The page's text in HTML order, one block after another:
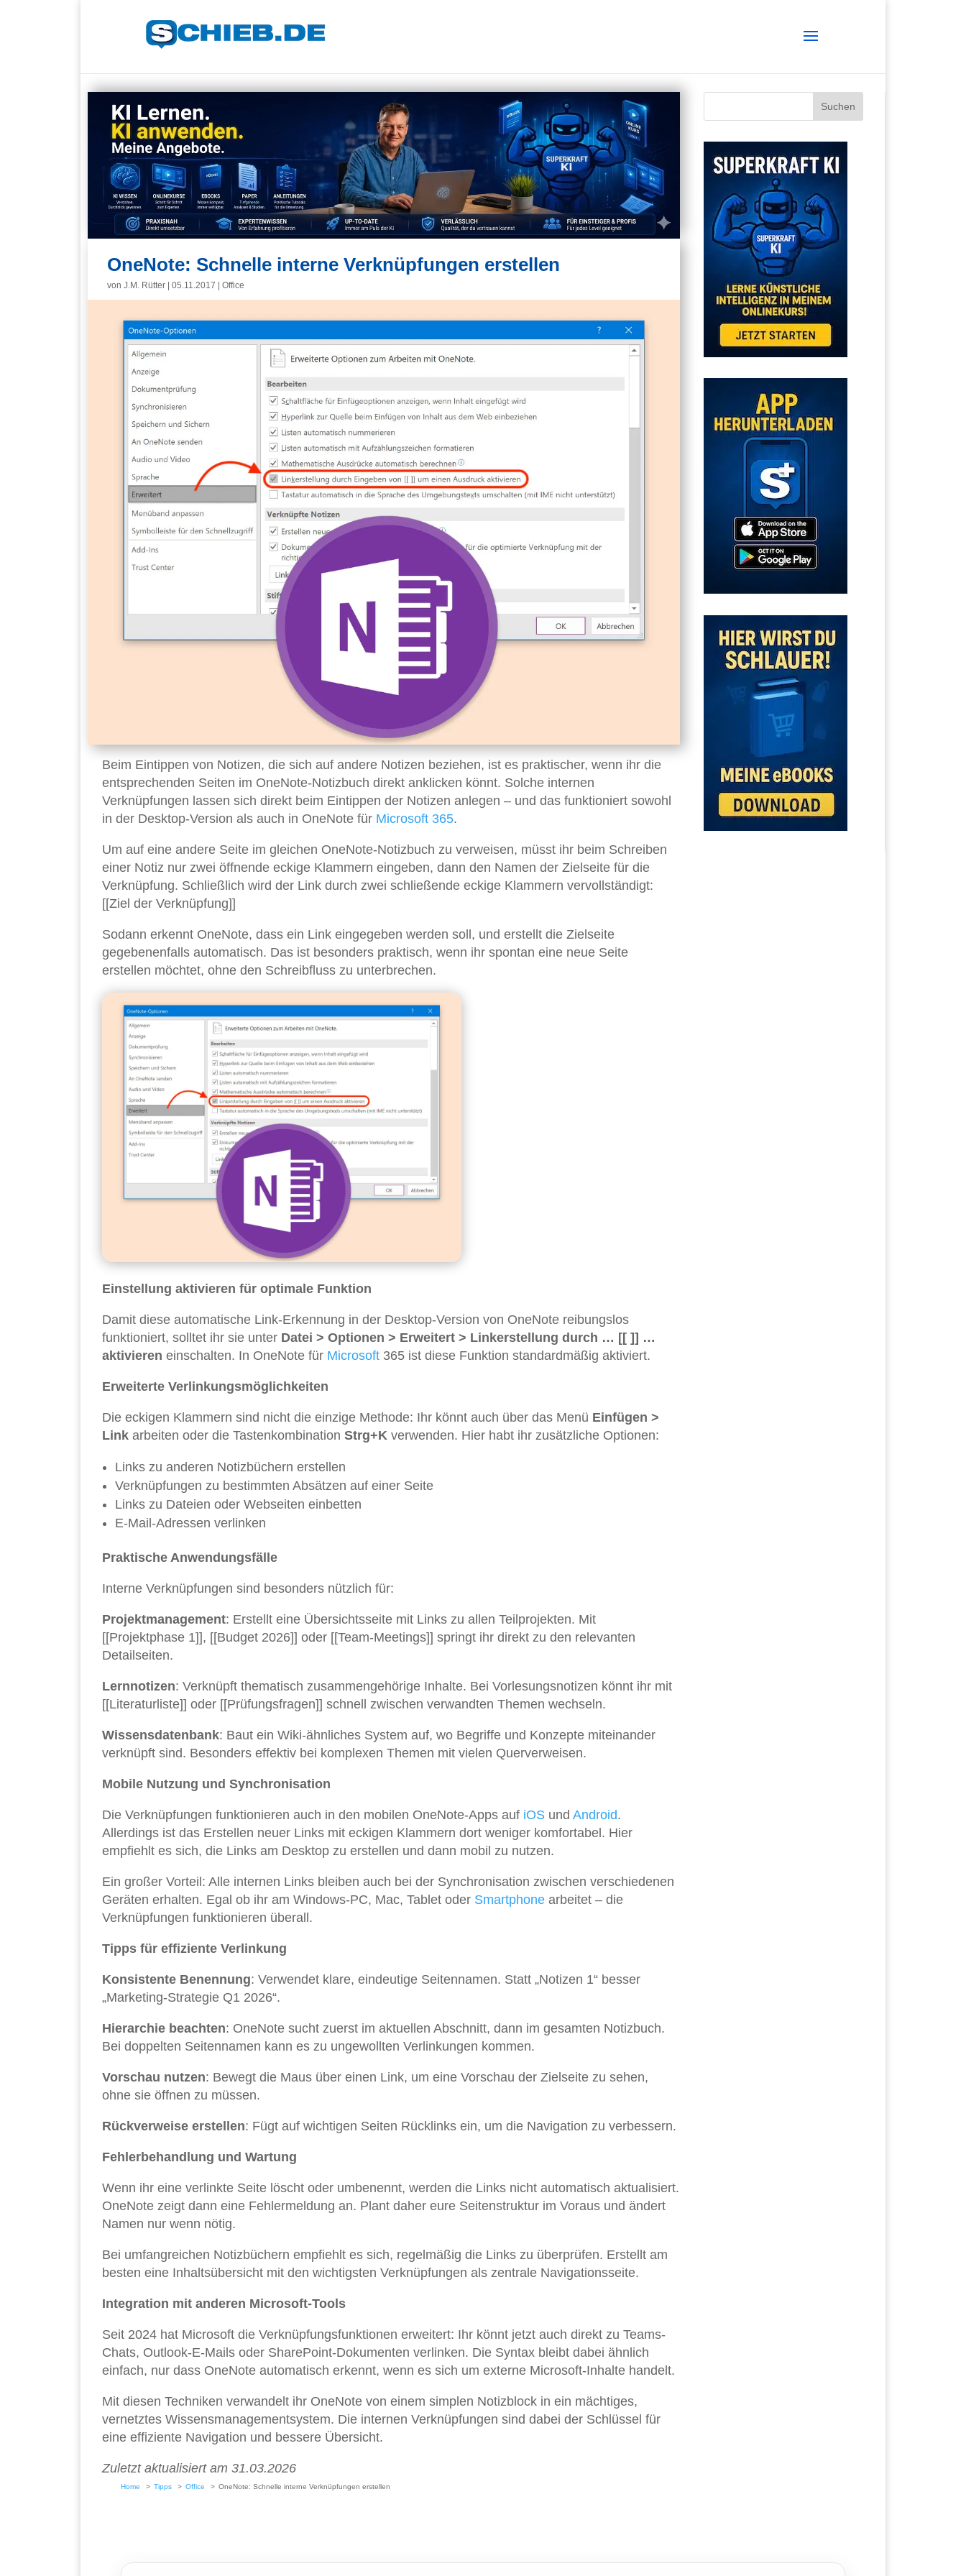
OneNote: Schnelle interne Verknüpfungen erstellen
von J.M. Rütter 05.11.2017 Office
Beim Eintippen von Notizen, die sich auf andere Notizen beziehen, ist es praktischer, wenn ihr die
entsprechenden Seiten im OneNote-Notizbuch direkt anklicken könnt. Solche internen
Verknüpfungen lassen sich direkt beim Eintippen der Notizen anlegen – und das funktioniert sowohl
in der Desktop-Version als auch in OneNote für Microsoft 365.
Um auf eine andere Seite im gleichen OneNote-Notizbuch zu verweisen, müsst ihr beim Schreiben
einer Notiz nur zwei öffnende eckige Klammern eingeben, dann den Namen der Zielseite für die
Verknüpfung. Schließlich wird der Link durch zwei schließende eckige Klammern vervollständigt:
[[Ziel der Verknüpfung]]
Sodann erkennt OneNote, dass ein Link eingegeben werden soll, und erstellt die Zielseite
gegebenenfalls automatisch. Das ist besonders praktisch, wenn ihr spontan eine neue Seite
erstellen möchtet, ohne den Schreibfluss zu unterbrechen.
Einstellung aktivieren für optimale Funktion
Damit diese automatische Link-Erkennung in der Desktop-Version von OneNote reibungslos
funktioniert, solltet ihr sie unter Datei > Optionen > Erweitert > Linkerstellung durch … [[ ]] …
aktivieren einschalten. In OneNote für Microsoft 365 ist diese Funktion standardmäßig aktiviert.
Erweiterte Verlinkungsmöglichkeiten
Die eckigen Klammern sind nicht die einzige Methode: Ihr könnt auch über das Menü Einfügen >
Link arbeiten oder die Tastenkombination Strg+K verwenden. Hier habt ihr zusätzliche Optionen:
Links zu anderen Notizbüchern erstellen
Verknüpfungen zu bestimmten Absätzen auf einer Seite
Links zu Dateien oder Webseiten einbetten
E-Mail-Adressen verlinken
Praktische Anwendungsfälle
Interne Verknüpfungen sind besonders nützlich für:
Projektmanagement: Erstellt eine Übersichtsseite mit Links zu allen Teilprojekten. Mit
[[Projektphase 1]], [[Budget 2026]] oder [[Team-Meetings]] springt ihr direkt zu den relevanten
Detailseiten.
Lernnotizen: Verknüpft thematisch zusammengehörige Inhalte. Bei Vorlesungsnotizen könnt ihr mit
[[Literaturliste]] oder [[Prüfungsfragen]] schnell zwischen verwandten Themen wechseln.
Wissensdatenbank: Baut ein Wiki-ähnliches System auf, wo Begriffe und Konzepte miteinander
verknüpft sind. Besonders effektiv bei komplexen Themen mit vielen Querverweisen.
Mobile Nutzung und Synchronisation
Die Verknüpfungen funktionieren auch in den mobilen OneNote-Apps auf iOS und Android.
Allerdings ist das Erstellen neuer Links mit eckigen Klammern dort weniger komfortabel. Hier
empfiehlt es sich, die Links am Desktop zu erstellen und dann mobil zu nutzen.
Ein großer Vorteil: Alle internen Links bleiben auch bei der Synchronisation zwischen verschiedenen
Geräten erhalten. Egal ob ihr am Windows-PC, Mac, Tablet oder Smartphone arbeitet – die
Verknüpfungen funktionieren überall.
Tipps für effiziente Verlinkung
Konsistente Benennung: Verwendet klare, eindeutige Seitennamen. Statt „Notizen 1“ besser
„Marketing-Strategie Q1 2026“.
Hierarchie beachten: OneNote sucht zuerst im aktuellen Abschnitt, dann im gesamten Notizbuch.
Bei doppelten Seitennamen kann es zu ungewollten Verlinkungen kommen.
Vorschau nutzen: Bewegt die Maus über einen Link, um eine Vorschau der Zielseite zu sehen,
ohne sie öffnen zu müssen.
Rückverweise erstellen: Fügt auf wichtigen Seiten Rücklinks ein, um die Navigation zu verbessern.
Fehlerbehandlung und Wartung
Wenn ihr eine verlinkte Seite löscht oder umbenennt, werden die Links nicht automatisch aktualisiert.
OneNote zeigt dann eine Fehlermeldung an. Plant daher eure Seitenstruktur im Voraus und ändert
Namen nur wenn nötig.
Bei umfangreichen Notizbüchern empfiehlt es sich, regelmäßig die Links zu überprüfen. Erstellt am
besten eine Inhaltsübersicht mit den wichtigsten Verknüpfungen als zentrale Navigationsseite.
Integration mit anderen Microsoft-Tools
Seit 2024 hat Microsoft die Verknüpfungsfunktionen erweitert: Ihr könnt jetzt auch direkt zu Teams-
Chats, Outlook-E-Mails oder SharePoint-Dokumenten verlinken. Die Syntax bleibt dabei ähnlich
einfach, nur dass OneNote automatisch erkennt, wenn es sich um externe Microsoft-Inhalte handelt.
Mit diesen Techniken verwandelt ihr OneNote von einem simplen Notizblock in ein mächtiges,
vernetztes Wissensmanagementsystem. Die internen Verknüpfungen sind dabei der Schlüssel für
eine effiziente Navigation und bessere Übersicht.
Zuletzt aktualisiert am 31.03.2026
Home Tipps Office OneNote: Schnelle interne Verknüpfungen erstellen